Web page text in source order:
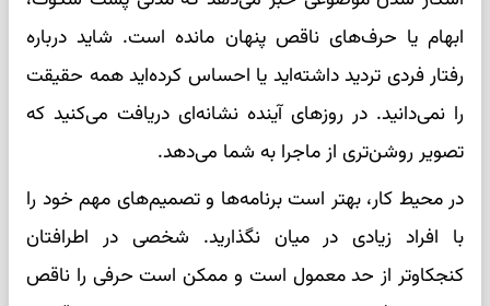
ابهام یا حرف‌های ناقص پنهان مانده است. شاید درباره
رفتار فردی تردید داشته‌اید یا احساس کرده‌اید همه حقیقت
را نمی‌دانید. در روزهای آینده نشانه‌ای دریافت می‌کنید که
تصویر روشن‌تری از ماجرا به شما می‌دهد.
در محیط کار، بهتر است برنامه‌ها و تصمیم‌های مهم خود را
با افراد زیادی در میان نگذارید. شخصی در اطرافتان
کنجکاوتر از حد معمول است و ممکن است حرفی را ناقص